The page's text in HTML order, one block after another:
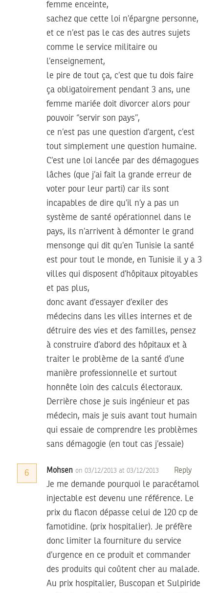
femme enceinte,
sachez que cette loi n’épargne personne,
et ce n’est pas le cas des autres sujets
comme le service militaire ou
l’enseignement,
le pire de tout ça, c’est que tu dois faire
ça obligatoirement pendant 3 ans, une
femme mariée doit divorcer alors pour
pouvoir ‘’servir son pays’’,
ce n’est pas une question d’argent, c’est
tout simplement une question humaine.
C’est une loi lancée par des démagogues
lâches (que j’ai fait la grande erreur de
voter pour leur parti) car ils sont
incapables de dire qu’il n’y a pas un
système de santé opérationnel dans le
pays, ils n’arrivent à démonter le grand
mensonge qui dit qu’en Tunisie la santé
est pour tout le monde, en Tunisie il y a 3
villes qui disposent d’hôpitaux pitoyables
et pas plus,
donc avant d’essayer d’exiler des
médecins dans les villes internes et de
détruire des vies et des familles, pensez
à construire d’abord des hôpitaux et à
traiter le problème de la santé d’une
manière professionnelle et surtout
honnête loin des calculs électoraux.
Derrière chose je suis ingénieur et pas
médecin, mais je suis avant tout humain
qui essaie de comprendre les problèmes
sans démagogie (en tout cas j’essaie)
6 Mohsen on 03/12/2013 at 03/12/2013 Reply
Je me demande pourquoi le paracétamol
injectable est devenu une référence. Le
prix du flacon dépasse celui de 120 cp de
famotidine. (prix hospitalier). Je préfère
donc limiter la fourniture du service
d’urgence en ce produit et commander
des produits qui coûtent cher au malade.
Au prix hospitalier, Buscopan et Sulpiride